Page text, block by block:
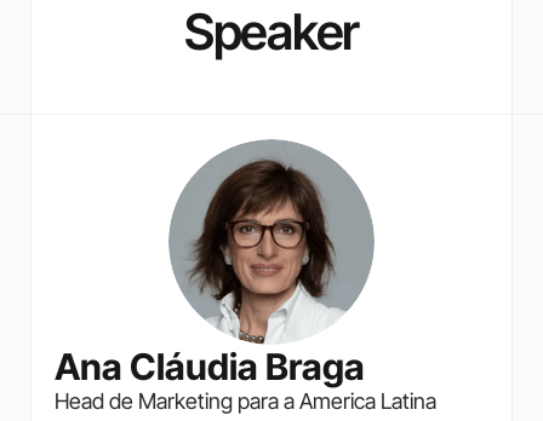
Speaker
Ana Cláudia Braga
Head de Marketing para a America Latina